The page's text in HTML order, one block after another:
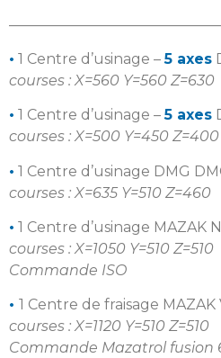
• 1 Centre d’usinage –5 axes
courses : X=560 Y=560 Z=630
• 1 Centre d’usinage –5 axes
courses : X=500 Y=450 Z=400
• 1 Centre d’usinage DMG
courses : X=635 Y=510 Z=460
• 1 Centre d’usinage MAZAK
courses : X=1050 Y=510 Z=510
Commande ISO
• 1 Centre de fraisage MAZAK
courses : X=1120 Y=510 Z=510
Commande Mazatrol fusion